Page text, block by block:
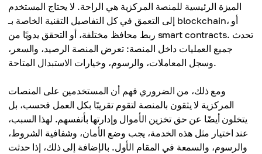
الميزة الرئيسية للمنصة المركزية هي الراحة. لا يحتاج المستخدم
إلى التعمق في كل التفاصيل التقنية الخاصة بـ blockchain، أو
ربط محافظ مختلفة، أو التحقق يدويًا من smart contracts. تحدث
جميع العمليات داخل المنصة: تعرض المنصة الرصيد، والسعر،
وسجل المعاملات، والرسوم، وخيارات الاستبدال المتاحة.
ومع ذلك، من الضروري فهم أن المستخدمين على المنصات
المركزية لا يثقون بالمنصة لتقوم تقريبًا بكل العمل فحسب، بل
يتخلون أيضًا عن حق تخزين الأموال وإدارتها بأنفسهم. لهذا السبب،
عند اختيار مثل هذه الخدمة، يجب وضع الأمان، وشفافية الشروط،
والرسوم، والسمعة في المقام الأول. بالإضافة إلى ذلك، إذا حدثت